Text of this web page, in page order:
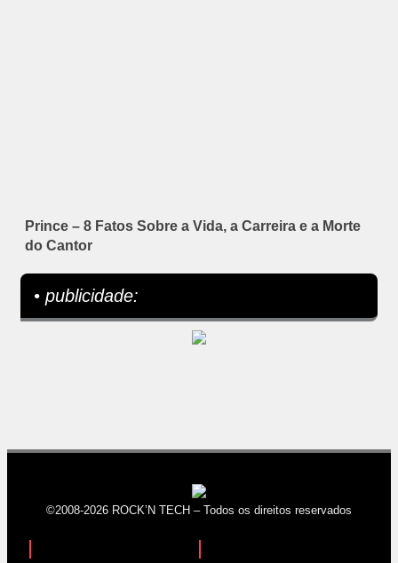
Prince – 8 Fatos Sobre a Vida, a Carreira e a Morte
do Cantor
• publicidade:
©2008-2026 ROCK’N TECH – Todos os direitos reservados